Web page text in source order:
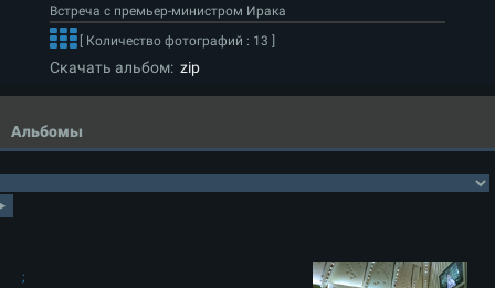
Встреча с премьер-министром Ирака
[ Количество фотографий : 13 ]
Скачать альбом: zip
Альбомы